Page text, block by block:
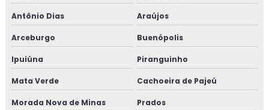
Antônio Dias Araújos
Arceburgo Buenópolis
Ipuiúna Piranguinho
Mata Verde Cachoeira de Pajeú
Morada Nova de Minas Prados